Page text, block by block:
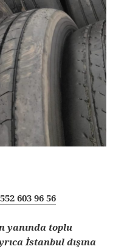
603 96 56
yanında toplu
İstanbul dışına